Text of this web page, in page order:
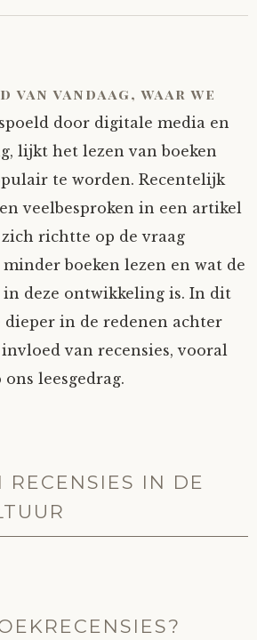
van vandaag, waar we
door digitale media en
lijkt het lezen van boeken
te worden. Recentelijk
veelbesproken in een artikel
richtte op de vraag
boeken lezen en wat de
in deze ontwikkeling is. In dit
in de redenen achter
van recensies, vooral
leesgedrag.
RECENSIES IN DE